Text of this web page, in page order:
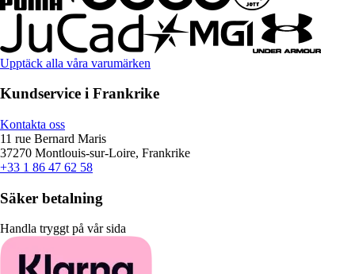
Upptäck alla våra varumärken
Kundservice i Frankrike
Kontakta oss
11 rue Bernard Maris
37270 Montlouis-sur-Loire, Frankrike
+33 1 86 47 62 58
Säker betalning
Handla tryggt på vår sida